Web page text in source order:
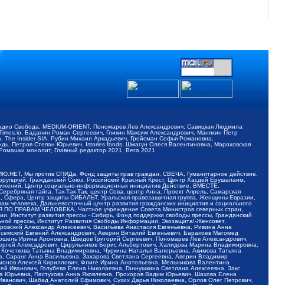
Свобода, MEDIUM-ORIENT, Пономарев Лев Александрович, Савицкая Людмила
Баданин Роман Сергеевич, Гликин Максим Александрович, Маняхин Петр
Insider SIA, Рубин Михаил Аркадьевич, Гройсман Софья Романовна,
Петров Степан Юрьевич, Istories fonds, Шмагун Олеся Валентиновна, Мароховская
монолит, Главный редактор 2021, Вега 2021
Мы против СПИДа, Фонд защиты прав граждан, СВЕЧА, Гуманитарное действие,
Гражданский Союз, Российский Красный Крест, Центр Хасдей Ерушалаим,
Центр социально-информационных инициатив Действие, ВМЕСТЕ,
тайга, Так-Так-Так, центр Сова, центр Анна, Проект Апрель, Самарская
Центр защиты СИБАЛЬТ, Уральская правозащитная группа, Женщины Евразии,
человека, Дальневосточный центр развития гражданских инициатив и социального
ПО ПРАВАМ ЧЕЛОВЕКА, Частное учреждение Совета Министров северных стран,
Институт развития прессы - Сибирь, Фонд поддержки свободы прессы, Гражданский
прессы, Институт Развития Свободы Информации, Экозащита!-Женсовет,
Александр Алексеевич, Васильева Анастасия Евгеньевна, Ривина Анна
Евгений Александрович, Аверин Виталий Евгеньевич, Барахоев Магомед
Ирина Ароновна, Шведов Григорий Сергеевич, Пономарев Лев Александрович,
Алексадрович, Цирульников Борис Альбертович, Халидова Марина Владимировна,
Татьяна Владимировна, Чуркина Наталья Валерьевна, Акимова Татьяна
Саранг Анна Васильевна, Захарова Светлана Сергеевна, Аверин Владимир
Алексей Кириллович, Флиге Ирина Анатольевна, Мельникова Валентина
Голубева Елена Николаевна, Ганнушкина Светлана Алексеевна, Закс
Пастухова Анна Яковлевна, Прохоров Вадим Юрьевич, Шахова Елена
Шабад Анатолий Ефимович, Сухих Дарья Николаевна, Орлов Олег Петрович,